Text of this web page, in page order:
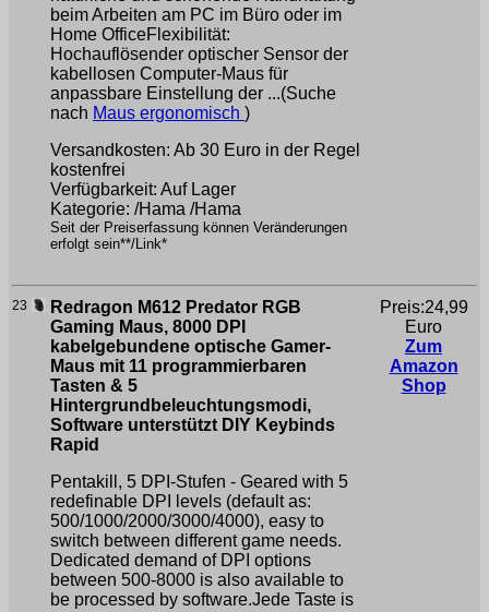
beim Arbeiten am PC im Büro oder im
Home OfficeFlexibilität:
Hochauflösender optischer Sensor der
kabellosen Computer-Maus für
anpassbare Einstellung der ...(Suche
nach Maus ergonomisch )
Versandkosten: Ab 30 Euro in der Regel
kostenfrei
Verfügbarkeit: Auf Lager
Kategorie: /Hama /Hama
Seit der Preiserfassung können Veränderungen
erfolgt sein**/Link*
23
Redragon M612 Predator RGB
Gaming Maus, 8000 DPI
kabelgebundene optische Gamer-
Maus mit 11 programmierbaren
Tasten & 5
Hintergrundbeleuchtungsmodi,
Software unterstützt DIY Keybinds
Rapid
Pentakill, 5 DPI-Stufen - Geared with 5
redefinable DPI levels (default as:
500/1000/2000/3000/4000), easy to
switch between different game needs.
Dedicated demand of DPI options
between 500-8000 is also available to
be processed by software.Jede Taste is
Preis:24,99
Euro
Zum
Amazon
Shop